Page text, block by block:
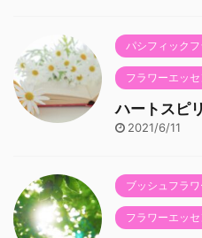
パシフィック
フラワーエッ
ハートスピ
2021/6/11
ブッシュフラ
フラワーエッ